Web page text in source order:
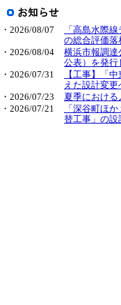
・2026/08/07
「高島水際
の総合評価落
・2026/08/04
横浜市報調達
公表）を発行
・2026/07/31
【工事】「
えた設計変更
・2026/07/23
夏季におけ
・2026/07/21
「深谷町ほ
替工事」の設